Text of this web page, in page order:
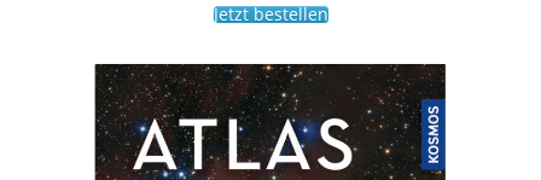
Jetzt bestellen